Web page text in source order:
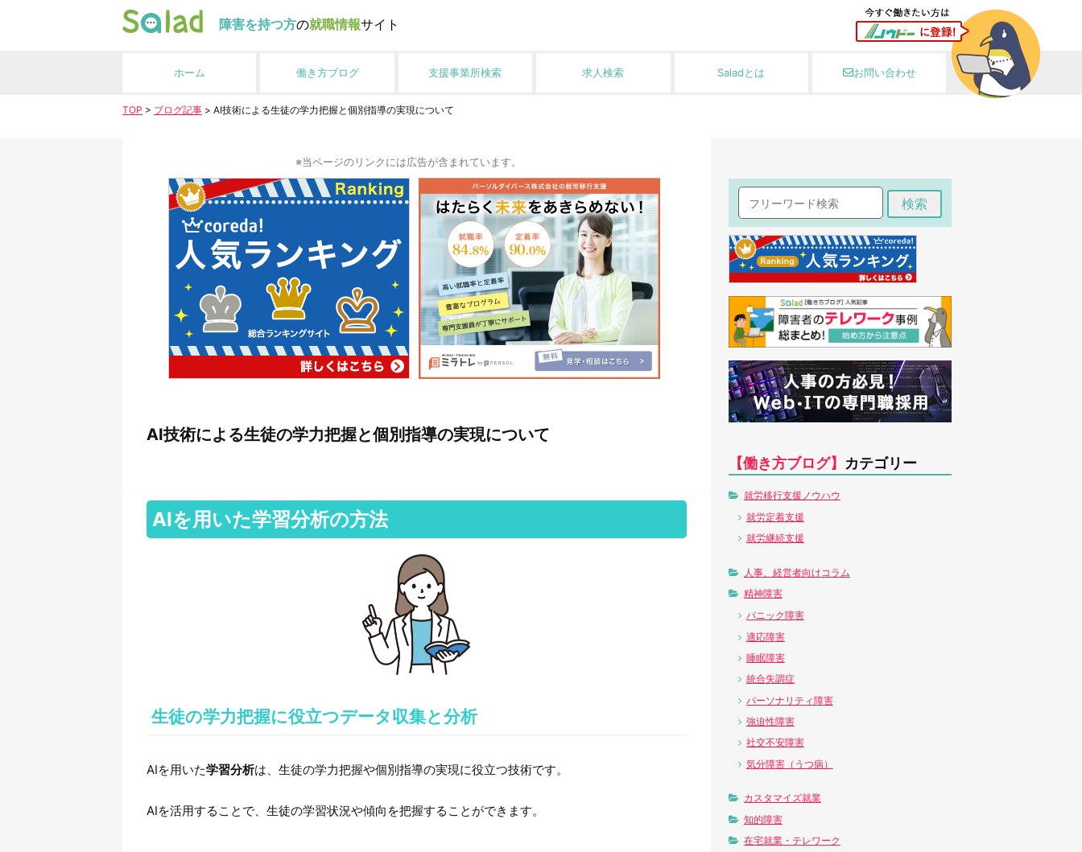
障害を持つ方の就職情報サイト
ホーム 働き方ブログ 支援事業所検索 求人検索 Saladとは お問い合わせ
TOP > ブログ記事 > AI技術による生徒の学力把握と個別指導の実現について
※当ページのリンクには広告が含まれています。
AI技術による生徒の学力把握と個別指導の実現について
AIを用いた学習分析の方法
生徒の学力把握に役立つデータ収集と分析
AIを用いた学習分析は、生徒の学力把握や個別指導の実現に役立つ技術です。
AIを活用することで、生徒の学習状況や傾向を把握することができます。
検索
【働き方ブログ】 カテゴリー
就労移行支援ノウハウ
就労定着支援
就労継続支援
人事、経営者向けコラム
精神障害
パニック障害
適応障害
睡眠障害
統合失調症
パーソナリティ障害
強迫性障害
社交不安障害
気分障害（うつ病）
カスタマイズ就業
知的障害
在宅就業・テレワーク